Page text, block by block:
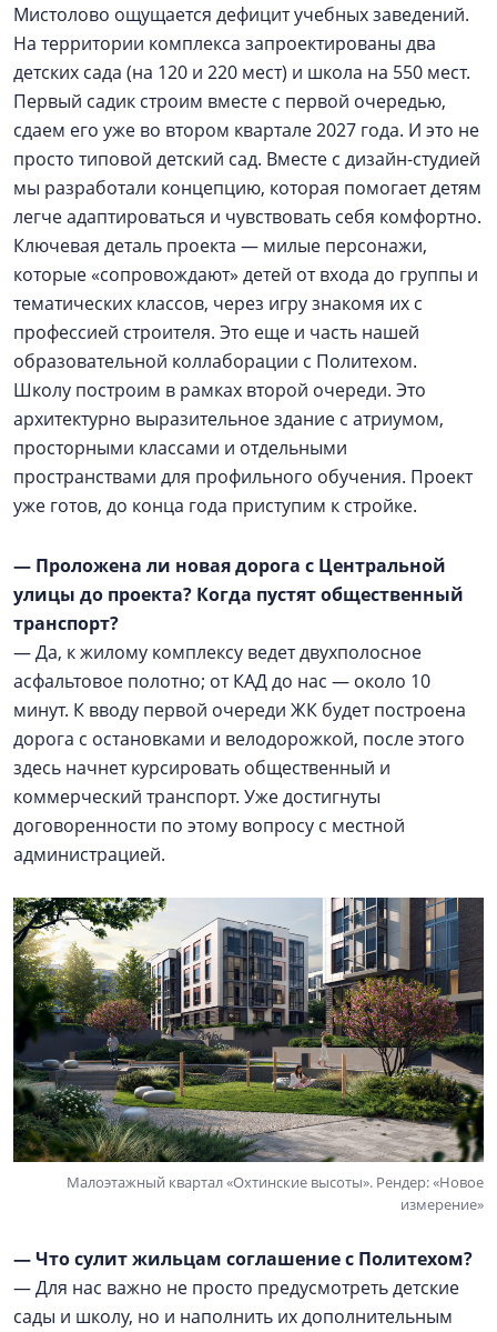
Мистолово ощущается дефицит учебных заведений.
На территории комплекса запроектированы два
детских сада (на 120 и 220 мест) и школа на 550 мест.
Первый садик строим вместе с первой очередью,
сдаем его уже во втором квартале 2027 года. И это не
просто типовой детский сад. Вместе с дизайн-студией
мы разработали концепцию, которая помогает детям
легче адаптироваться и чувствовать себя комфортно.
Ключевая деталь проекта — милые персонажи,
которые «сопровождают» детей от входа до группы и
тематических классов, через игру знакомя их с
профессией строителя. Это еще и часть нашей
образовательной коллаборации с Политехом.
Школу построим в рамках второй очереди. Это
архитектурно выразительное здание с атриумом,
просторными классами и отдельными
пространствами для профильного обучения. Проект
уже готов, до конца года приступим к стройке.
— Проложена ли новая дорога с Центральной
улицы до проекта? Когда пустят общественный
транспорт?
— Да, к жилому комплексу ведет двухполосное
асфальтовое полотно; от КАД до нас — около 10
минут. К вводу первой очереди ЖК будет построена
дорога с остановками и велодорожкой, после этого
здесь начнет курсировать общественный и
коммерческий транспорт. Уже достигнуты
договоренности по этому вопросу с местной
администрацией.
Малоэтажный квартал «Охтинские высоты». Рендер: «Новое
измерение»
— Что сулит жильцам соглашение с Политехом?
— Для нас важно не просто предусмотреть детские
сады и школу, но и наполнить их дополнительным